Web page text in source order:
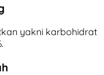
yakni karbohidrat